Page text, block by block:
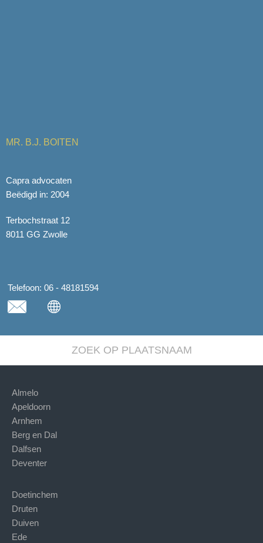
MR. B.J. BOITEN
Capra advocaten
Beëdigd in: 2004
Terbochstraat 12
8011 GG Zwolle
Telefoon: 06 - 48181594
ZOEK OP PLAATSNAAM
Almelo
Apeldoorn
Arnhem
Berg en Dal
Dalfsen
Deventer
Doetinchem
Druten
Duiven
Ede